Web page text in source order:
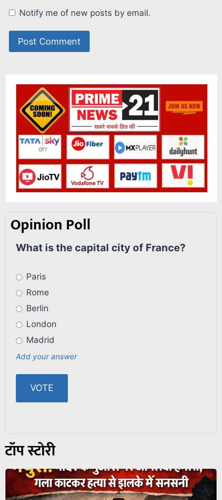
Notify me of new posts by email.
Opinion Poll
What is the capital city of France?
Paris
Rome
Berlin
London
Madrid
Add your answer
टॉप स्टोरी